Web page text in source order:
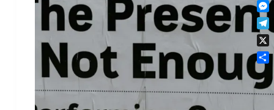
o
k
r
e
s
t
t
s
A
p
p
n
k
e
d
I
l
i
p
b
o
a
r
M
e
s
s
e
n
g
T
e
l
e
g
r
X
h
a